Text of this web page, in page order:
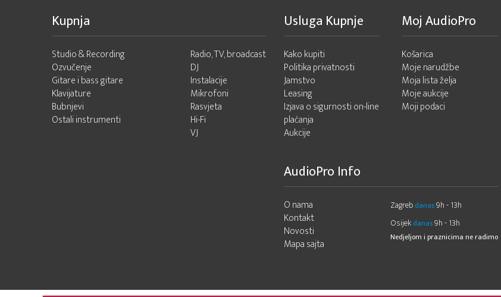
Kupnja
Studio & Recording
Ozvučenje
Gitare i bass gitare
Klavijature
Bubnjevi
Ostali instrumenti
Radio, TV, broadcast
DJ
Instalacije
Mikrofoni
Rasvjeta
Hi-Fi
VJ
Usluga Kupnje
Kako kupiti
Politika privatnosti
Jamstvo
Leasing
Izjava o sigurnosti on-line
plaćanja
Aukcije
Moj AudioPro
Košarica
Moje narudžbe
Moja lista želja
Moje aukcije
Moji podaci
AudioPro Info
O nama
Kontakt
Novosti
Mapa sajta
Zagreb danas9h - 13h
Osijek danas9h - 13h
Nedjeljom i praznicima ne radimo